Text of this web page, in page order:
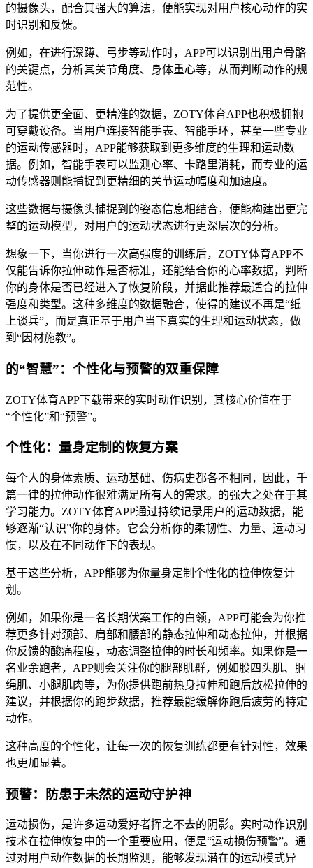
的摄像头，配合其强大的算法，便能实现对用户核心动作的实
时识别和反馈。
例如，在进行深蹲、弓步等动作时，APP可以识别出用户骨骼
的关键点，分析其关节角度、身体重心等，从而判断动作的规
范性。
为了提供更全面、更精准的数据，ZOTY体育APP也积极拥抱
可穿戴设备。当用户连接智能手表、智能手环，甚至一些专业
的运动传感器时，APP能够获取到更多维度的生理和运动数
据。例如，智能手表可以监测心率、卡路里消耗，而专业的运
动传感器则能捕捉到更精细的关节运动幅度和加速度。
这些数据与摄像头捕捉到的姿态信息相结合，便能构建出更完
整的运动模型，对用户的运动状态进行更深层次的分析。
想象一下，当你进行一次高强度的训练后，ZOTY体育APP不
仅能告诉你拉伸动作是否标准，还能结合你的心率数据，判断
你的身体是否已经进入了恢复阶段，并据此推荐最适合的拉伸
强度和类型。这种多维度的数据融合，使得的建议不再是“纸
上谈兵”，而是真正基于用户当下真实的生理和运动状态，做
到“因材施教”。
的“智慧”：个性化与预警的双重保障
ZOTY体育APP下载带来的实时动作识别，其核心价值在于
“个性化”和“预警”。
个性化：量身定制的恢复方案
每个人的身体素质、运动基础、伤病史都各不相同，因此，千
篇一律的拉伸动作很难满足所有人的需求。的强大之处在于其
学习能力。ZOTY体育APP通过持续记录用户的运动数据，能
够逐渐“认识”你的身体。它会分析你的柔韧性、力量、运动习
惯，以及在不同动作下的表现。
基于这些分析，APP能够为你量身定制个性化的拉伸恢复计
划。
例如，如果你是一名长期伏案工作的白领，APP可能会为你推
荐更多针对颈部、肩部和腰部的静态拉伸和动态拉伸，并根据
你反馈的酸痛程度，动态调整拉伸的时长和频率。如果你是一
名业余跑者，APP则会关注你的腿部肌群，例如股四头肌、腘
绳肌、小腿肌肉等，为你提供跑前热身拉伸和跑后放松拉伸的
建议，并根据你的跑步数据，推荐最能缓解你跑后疲劳的特定
动作。
这种高度的个性化，让每一次的恢复训练都更有针对性，效果
也更加显著。
预警：防患于未然的运动守护神
运动损伤，是许多运动爱好者挥之不去的阴影。实时动作识别
技术在拉伸恢复中的一个重要应用，便是“运动损伤预警”。通
过对用户动作数据的长期监测，能够发现潜在的运动模式异